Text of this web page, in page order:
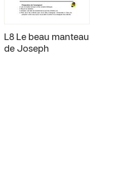
L8 Le beau manteau
de Joseph